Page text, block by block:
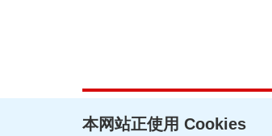
本网站正使用 Cookies